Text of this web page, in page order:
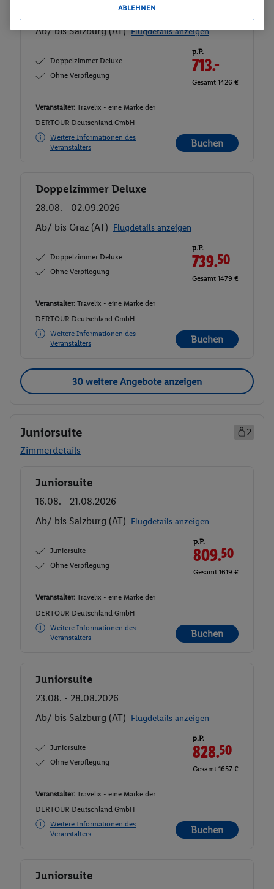
23.08. - 28.08.2026
Ab/ bis Salzburg (AT) Flugdetails anzeigen
Doppelzimmer Deluxe
Ohne Verpflegung
p.P.
713.-
Gesamt 1426 €
Veranstalter: Travelix - eine Marke der
DERTOUR Deutschland GmbH
Weitere Informationen des
Veranstalters
Buchen
Buchen
Doppelzimmer Deluxe
28.08. - 02.09.2026
Ab/ bis Graz (AT) Flugdetails anzeigen
Doppelzimmer Deluxe
Ohne Verpflegung
p.P.
739.50
Gesamt 1479 €
Veranstalter: Travelix - eine Marke der
DERTOUR Deutschland GmbH
Weitere Informationen des
Veranstalters
Buchen
30 weitere Angebote anzeigen
Juniorsuite
2
Zimmerdetails
Buchen
Juniorsuite
16.08. - 21.08.2026
Ab/ bis Salzburg (AT) Flugdetails anzeigen
Juniorsuite
Ohne Verpflegung
p.P.
809.50
Gesamt 1619 €
Veranstalter: Travelix - eine Marke der
DERTOUR Deutschland GmbH
Weitere Informationen des
Veranstalters
Buchen
Buchen
Juniorsuite
23.08. - 28.08.2026
Ab/ bis Salzburg (AT) Flugdetails anzeigen
Juniorsuite
Ohne Verpflegung
p.P.
828.50
Gesamt 1657 €
Veranstalter: Travelix - eine Marke der
DERTOUR Deutschland GmbH
Weitere Informationen des
Veranstalters
Buchen
Buchen
Juniorsuite
ABLEHNEN